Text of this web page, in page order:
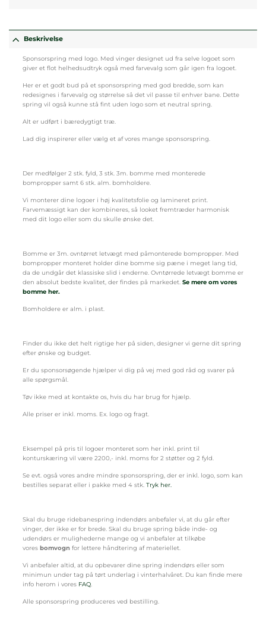
Beskrivelse
Sponsorspring med logo. Med vinger designet ud fra selve logoet som
giver et flot helhedsudtryk også med farvevalg som går igen fra logoet.
Her er et godt bud på et sponsorspring med god bredde, som kan
redesignes i farvevalg og størrelse så det vil passe til enhver bane. Dette
spring vil også kunne stå fint uden logo som et neutral spring.
Alt er udført i bæredygtigt træ.
Lad dig inspirerer eller vælg et af vores mange sponsorspring.
Der medfølger 2 stk. fyld, 3 stk. 3m. bomme med monterede
bompropper samt 6 stk. alm. bomholdere.
Vi monterer dine logoer i høj kvalitetsfolie og lamineret print.
Farvemæssigt kan der kombineres, så looket fremtræder harmonisk
med dit logo eller som du skulle ønske det.
Bomme er 3m. ovntørret letvægt med påmonterede bompropper. Med
bompropper monteret holder dine bomme sig pæne i meget lang tid,
da de undgår det klassiske slid i enderne. Ovntørrede letvægt bomme er
den absolut bedste kvalitet, der findes på markedet. Se mere om vores
bomme her.
Bomholdere er alm. i plast.
Finder du ikke det helt rigtige her på siden, designer vi gerne dit spring
efter ønske og budget.
Er du sponsorsøgende hjælper vi dig på vej med god råd og svarer på
alle spørgsmål.
Tøv ikke med at kontakte os, hvis du har brug for hjælp.
Alle priser er inkl. moms. Ex. logo og fragt.
Eksempel på pris til logoer monteret som her inkl. print til
konturskæring vil være 2200,- inkl. moms for 2 støtter og 2 fyld.
Se evt. også vores andre mindre sponsorspring, der er inkl. logo, som kan
bestilles separat eller i pakke med 4 stk. Tryk her.
Skal du bruge ridebanespring indendørs anbefaler vi, at du går efter
vinger, der ikke er for brede. Skal du bruge spring både inde- og
udendørs er mulighederne mange og vi anbefaler at tilkøbe
vores bomvogn for lettere håndtering af materiellet.
Vi anbefaler altid, at du opbevarer dine spring indendørs eller som
minimun under tag på tørt underlag i vinterhalvåret. Du kan finde mere
info herom i vores FAQ.
Alle sponsorspring produceres ved bestilling.